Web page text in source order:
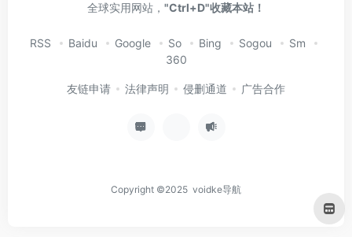
全球实用网站， "Ctrl+D"收藏本站！
RSS Baidu Google So Bing Sogou
Sm
360
友链申请 法律声明 侵删通道 广告合作
Copyright ©2025 voidke导航